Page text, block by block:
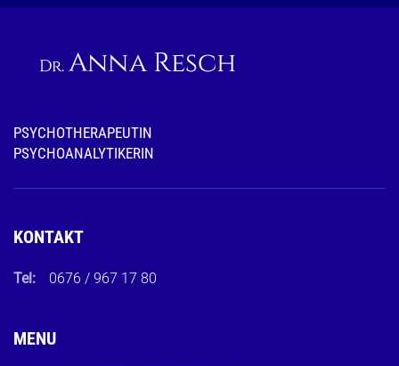
PSYCHOTHERAPEUTIN
PSYCHOANALYTIKERIN
KONTAKT
Tel: 0676 / 967 17 80
MENU